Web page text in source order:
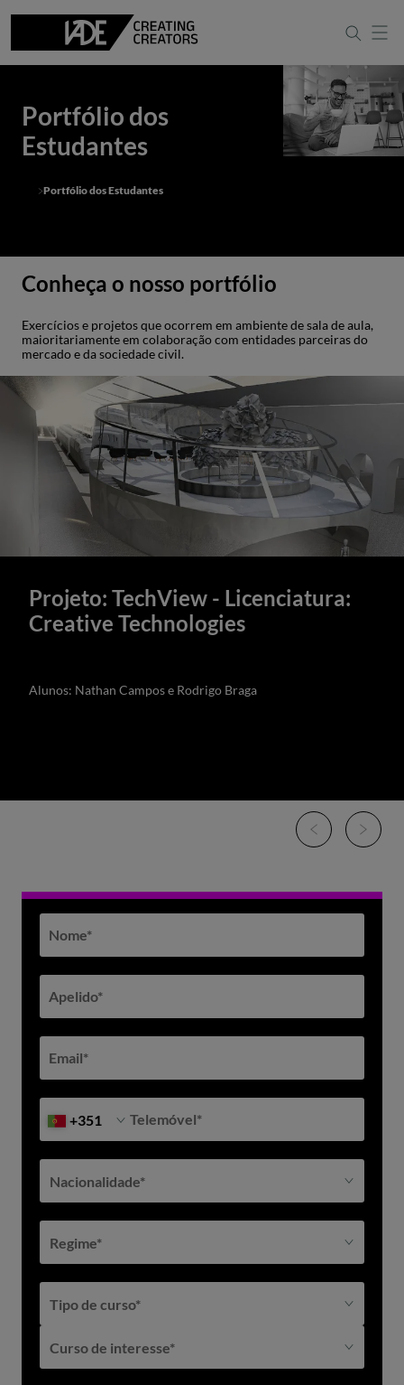
Portfólio dos
Estudantes
Portfólio dos Estudantes
Conheça o nosso portfólio
Exercícios e projetos que ocorrem em ambiente de sala de aula,
maioritariamente em colaboração com entidades parceiras do
mercado e da sociedade civil.
Projeto: TechView - Licenciatura:
Creative Technologies
Alunos: Nathan Campos e Rodrigo Braga
Nome*
Apelido*
Email*
+351 Telemóvel*
Nacionalidade*
Regime*
Tipo de curso*
Curso de interesse*